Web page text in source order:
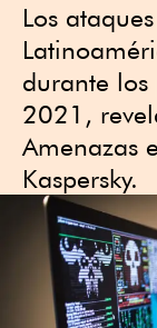
Los
durante los
2021,
Amenazas
Kaspersky.